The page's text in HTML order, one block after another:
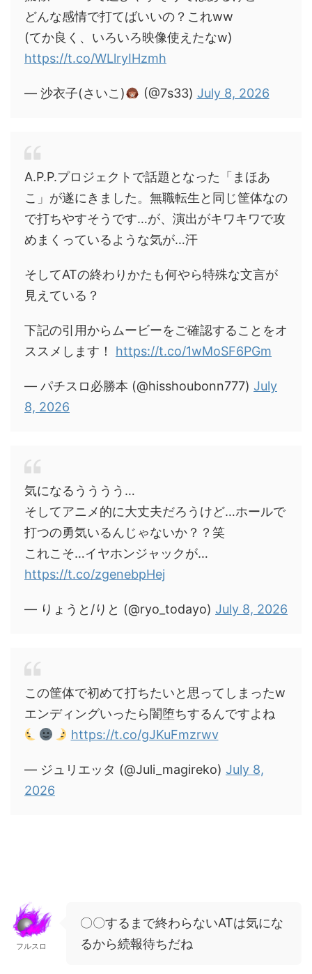
どんな感情で打てばいいの？これww
(てか良く、いろいろ映像使えたなw)
https://t.co/WLlryIHzmh
— 沙衣子(さいこ) (@7s33) July 8, 2026
A.P.P.プロジェクトで話題となった「まほあ
こ」が遂にきました。無職転生と同じ筐体なの
で打ちやすそうです…が、演出がキワキワで攻
めまくっているような気が…汗
そしてATの終わりかたも何やら特殊な文言が
見えている？
下記の引用からムービーをご確認することをオ
ススメします！ https://t.co/1wMoSF6PGm
— パチスロ必勝本 (@hisshoubonn777) July
8, 2026
気になるうううう…
そしてアニメ的に大丈夫だろうけど…ホールで
打つの勇気いるんじゃないか？？笑
これこそ…イヤホンジャックが…
https://t.co/zgenebpHej
— りょうと/りと (@ryo_todayo) July 8, 2026
この筐体で初めて打ちたいと思ってしまったw
エンディングいったら闇堕ちするんですよね
https://t.co/gJKuFmzrwv
— ジュリエッタ (@Juli_magireko) July 8,
2026
フルスロ
〇〇するまで終わらないATは気にな
るから続報待ちだね